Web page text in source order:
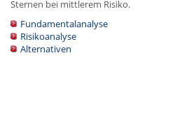
Sternen bei mittlerem Risiko.
Fundamentalanalyse
Risikoanalyse
Alternativen